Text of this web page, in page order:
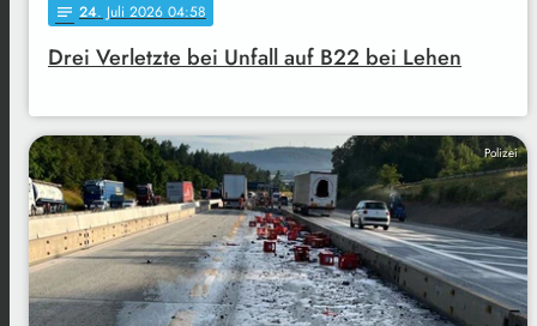
notes 24. Juli 2026 04:58
Drei Verletzte bei Unfall auf B22 bei Lehen
Polizei